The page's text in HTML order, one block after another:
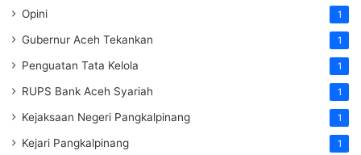
Opini 1
Gubernur Aceh Tekankan 1
Penguatan Tata Kelola 1
RUPS Bank Aceh Syariah 1
Kejaksaan Negeri Pangkalpinang 1
Kejari Pangkalpinang 1